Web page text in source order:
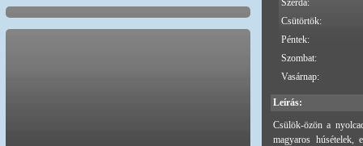
Szerda:
Csütörtök:
Péntek:
Szombat:
Vasárnap:
Leírás:
Csülök-özön a
magyaros húsételek,